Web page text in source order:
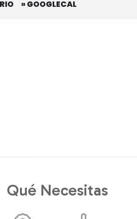
» GOOGLECAL
Qué Necesitas